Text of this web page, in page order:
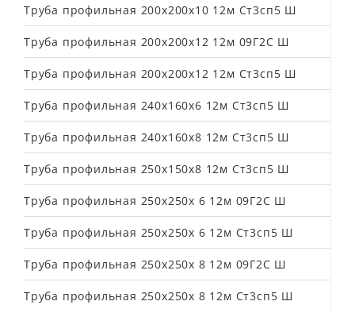
Труба профильная 200х200х10 12м Ст3сп5 Ш
Труба профильная 200х200х12 12м 09Г2С Ш
Труба профильная 200х200х12 12м Ст3сп5 Ш
Труба профильная 240х160х6 12м Ст3сп5 Ш
Труба профильная 240х160х8 12м Ст3сп5 Ш
Труба профильная 250х150х8 12м Ст3сп5 Ш
Труба профильная 250х250х 6 12м 09Г2С Ш
Труба профильная 250х250х 6 12м Ст3сп5 Ш
Труба профильная 250х250х 8 12м 09Г2С Ш
Труба профильная 250х250х 8 12м Ст3сп5 Ш